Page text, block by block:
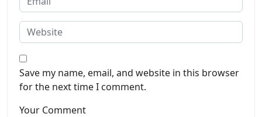
Save my name, email, and website in this browser
for the next time I comment.
Your Comment